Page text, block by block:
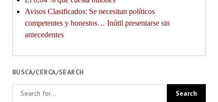
BUSCA/CERCA/SEARCH